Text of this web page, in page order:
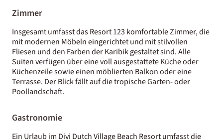
Zimmer
Insgesamt umfasst das Resort 123 komfortable Zimmer, die
mit modernen Möbeln eingerichtet und mit stilvollen
Fliesen und den Farben der Karibik gestaltet sind. Alle
Suiten verfügen über eine voll ausgestattete Küche oder
Küchenzeile sowie einen möblierten Balkon oder eine
Terrasse. Der Blick fällt auf die tropische Garten- oder
Poollandschaft.
Gastronomie
Ein Urlaub im Divi Dutch Village Beach Resort umfasst die